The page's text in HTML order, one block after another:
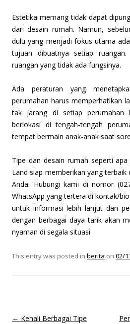
Estetika memang tidak dapat
dari desain rumah. Namun,
dulu yang menjadi fokus utama
tujuan dibuatnya setiap
ruangan yang tidak ada fungsinya.
Ada peraturan yang
perumahan harus memperhatikan
tak jarang di setiap perumahan
berlokasi di tengah-tengah
tempat bermain anak-anak saat
Tipe dan desain rumah seperti
Land siap memberikan yang terbaik
Anda. Hubungi kami di nomor
WhatsApp yang tertera di kontak/
untuk informasi lebih lanjut dan
dengan berbagai daya tarik akan
nyaman di segala situasi.
This entry was posted in berita on 02/
Post
← Kenali Berbagai Tipe